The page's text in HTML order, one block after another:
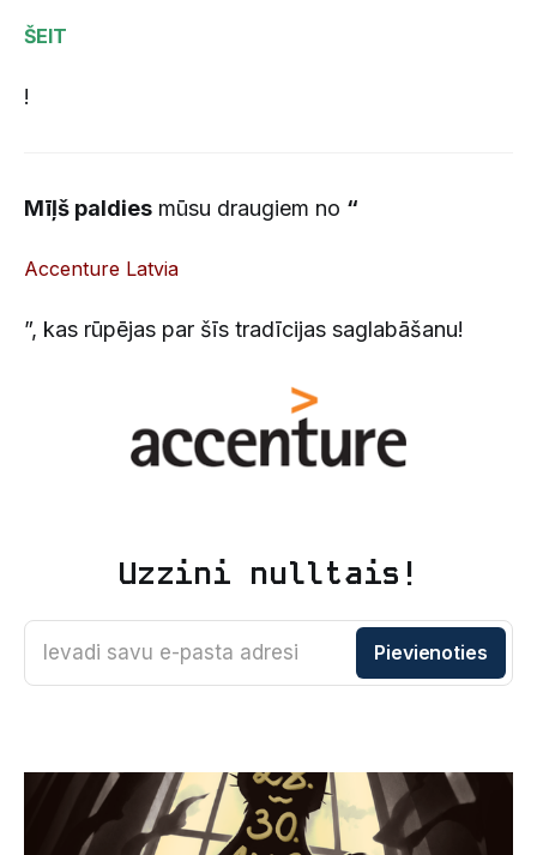
ŠEIT
!
Mīļš paldies mūsu draugiem no “
Accenture Latvia
”, kas rūpējas par šīs tradīcijas saglabāšanu!
Uzzini nulltais!
Ievadi savu e-pasta adresi Pievienoties